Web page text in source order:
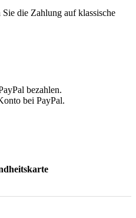
die Zahlung auf klassische
bezahlen.
bei PayPal.